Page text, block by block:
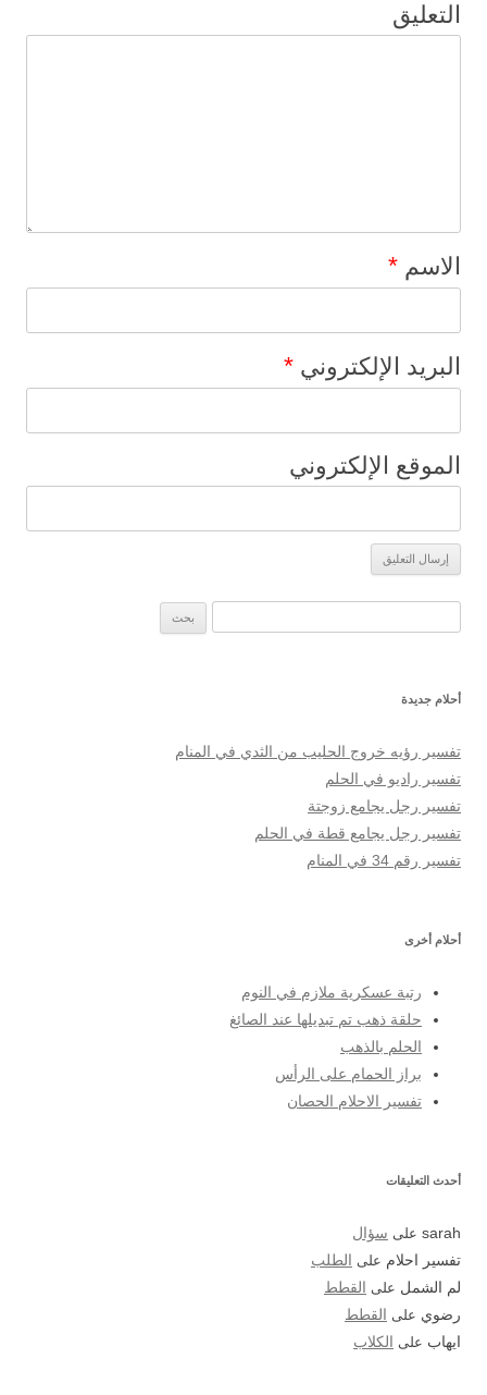
التعليق
الاسم *
البريد الإلكتروني *
الموقع الإلكتروني
أحلام جديدة
تفسير رؤيه خروج الحليب من الثدي في المنام
تفسير راديو في الحلم
تفسير رجل يجامع زوجتة
تفسير رجل يجامع قطة في الحلم
تفسير رقم 34 في المنام
أحلام أخرى
رتبة عسكرية ملازم في النوم
حلقة ذهب تم تبديلها عند الصائغ
الحلم بالذهب
براز الحمام على الرأس
تفسير الاحلام الحصان
أحدث التعليقات
sarah على سؤال
تفسير احلام على
الطلب
لم الشمل على
القطط
رضوي على
القطط
ايهاب على الكلاب